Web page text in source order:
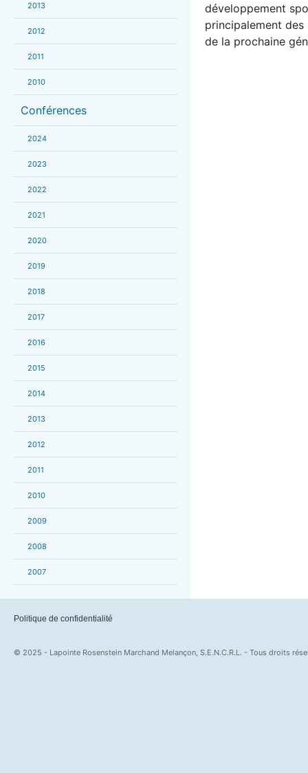
2013
2012
2011
2010
Conférences
2024
2023
2022
2021
2020
2019
2018
2017
2016
2015
2014
2013
2012
2011
2010
2009
2008
2007
développement
principalement des
de la prochaine
Politique de confidentialité
© 2025 - Lapointe Rosenstein Marchand Melançon, S.E.N.C.R.L. - Tous droits